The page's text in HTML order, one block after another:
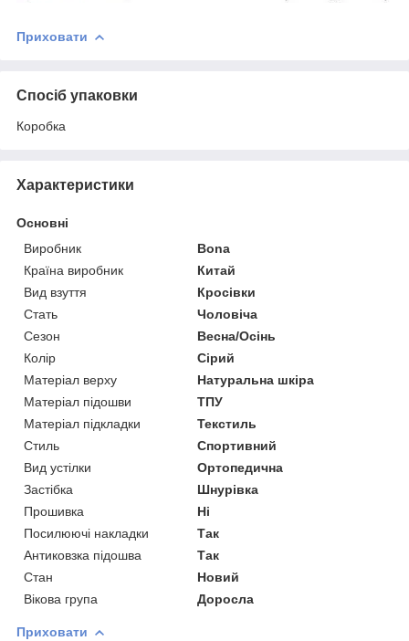
Приховати
Спосіб упаковки
Коробка
Характеристики
Основні
Виробник
Bona
Країна виробник
Китай
Вид взуття
Кросівки
Стать
Чоловіча
Сезон
Весна/Осінь
Колір
Сірий
Матеріал верху
Натуральна шкіра
Матеріал підошви
ТПУ
Матеріал підкладки
Текстиль
Стиль
Спортивний
Вид устілки
Ортопедична
Застібка
Шнурівка
Прошивка
Ні
Посилюючі накладки
Так
Антиковзка підошва
Так
Стан
Новий
Вікова група
Доросла
Приховати